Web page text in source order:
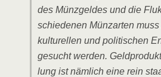
des Münz­gel­des und die
schie­de­nen Münzar­ten
kul­tu­rel­len und poli­ti­schen
gesucht wer­den.
lung ist näm­lich eine rein